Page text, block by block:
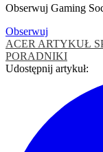
Obserwuj Gaming
Obserwuj
ACERARTYKUŁ
PORADNIKI
Udostępnij artykuł: